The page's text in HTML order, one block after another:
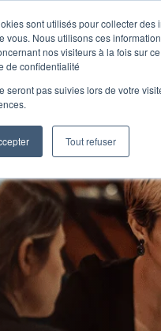
sont utilisés pour collecter
Nous utilisons ces
nos visiteurs à la fois sur
de confidentialité
pas suivies lors de votre
Tout refuser